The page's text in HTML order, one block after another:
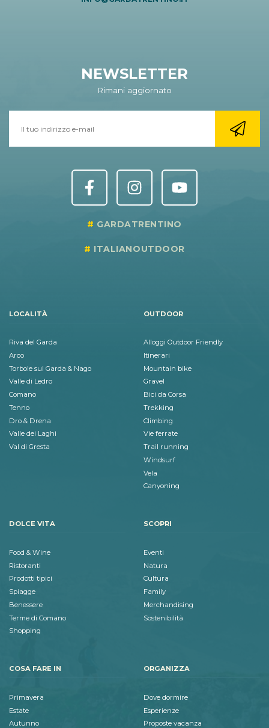
NEWSLETTER
Rimani aggiornato
GARDATRENTINO
ITALIANOUTDOOR
LOCALITÀ
Riva del Garda
Arco
Torbole sul Garda & Nago
Valle di Ledro
Comano
Tenno
Dro & Drena
Valle dei Laghi
Val di Gresta
OUTDOOR
Alloggi Outdoor Friendly
Itinerari
Mountain bike
Gravel
Bici da Corsa
Trekking
Climbing
Vie ferrate
Trail running
Windsurf
Vela
Canyoning
DOLCE VITA
Food & Wine
Ristoranti
Prodotti tipici
Spiagge
Benessere
Terme di Comano
Shopping
SCOPRI
Eventi
Natura
Cultura
Family
Merchandising
Sostenibilità
COSA FARE IN
Primavera
Estate
Autunno
ORGANIZZA
Dove dormire
Esperienze
Proposte vacanza